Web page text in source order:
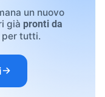
un nuovo
già pronti da
per tutti.